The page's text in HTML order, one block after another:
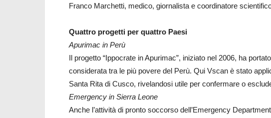
Franco Marchetti, medico, giornalista e coordinatore
Quattro progetti per quattro Paesi
Apurimac in Perù
Il progetto “Ippocrate in Apurimac”, iniziato nel 2006, ha
considerata tra le più povere del Perù. Qui Vscan è stato
Santa Rita di Cusco, rivelandosi utile per confermare o
Emergency in Sierra Leone
Anche l’attività di pronto soccorso dell’Emergency